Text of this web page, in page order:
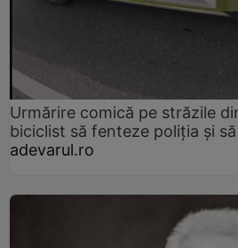
Urmărire comică pe străzile
biciclist să fenteze poliția și
adevarul.ro